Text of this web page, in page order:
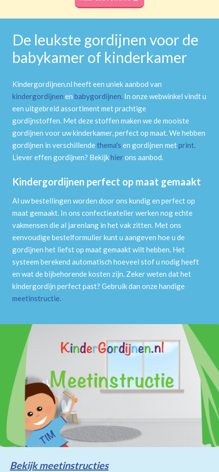
De leukste gordijnen voor de
babykamer of kinderkamer
Kindergordijnen.nl heeft een uniek aanbod van
kindergordijnen en babygordijnen. In onze webwinkel vindt u
een uitgebreid assortiment met prachtige
gordijnstoffen. Met deze stoffen maken we de mooiste
gordijnen voor uw kinderkamer, perfect op maat. We hebben
gordijnen in verschillendethema's en gordijnen metprint.
Liever effen gordijnen? Bekijkhierons aanbod.
Kindergordijnen perfect op maat gemaakt
Al uw bestellingen worden door ons kundig en perfect op
maat gemaakt. In ons confectieatelier werken nog echte
vakmensen die al jarenlang in het vak zitten. Met ons
eenvoudige bestelformulier kunt u aangeven hoe u de
gordijnen het liefst op maat gemaakt wilt hebben. Het
systeem berekend automatisch hoeveel stof u nodig heeft
en wat de bijbehorende kosten zijn. Zeker weten dat het
kindergordijn perfect past? Gebruik dan onze handige
meetinstructie.
Bekijk meetinstructies